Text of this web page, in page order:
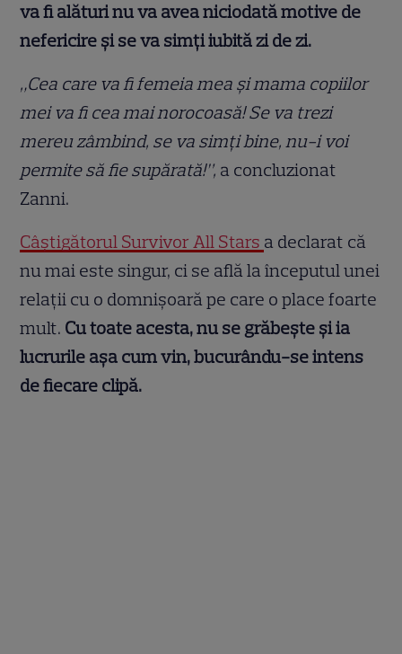
va fi alături nu va avea niciodată motive de
nefericire și se va simți iubită zi de zi.
„Cea care va fi femeia mea și mama copiilor
mei va fi cea mai norocoasă! Se va trezi
mereu zâmbind, se va simți bine, nu-i voi
permite să fie supărată!”, a concluzionat
Zanni.
Câștigătorul Survivor All Stars a declarat că
nu mai este singur, ci se află la începutul unei
relații cu o domnișoară pe care o place foarte
mult. Cu toate acesta, nu se grăbește și ia
lucrurile așa cum vin, bucurându-se intens
de fiecare clipă.